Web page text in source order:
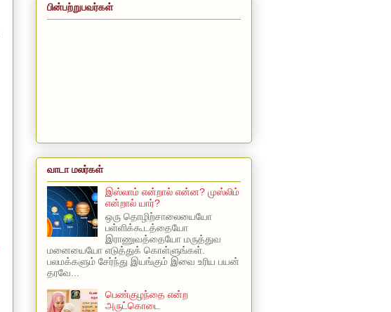
பின்பற்றுபவர்கள்
வாடா மலர்கள்
இஸ்லாம் என்றால் என்ன? முஸ்லிம்
என்றால் யார்?
ஒரு தொழிற்சாலையையோ
பள்ளிக்கூடத்தையோ
இராணுவத்தையோ மருத்துவ
மனையையோ எடுத்துக் கொள்ளுங்கள்.
பலமக்களும் சேர்ந்து இயங்கும் இவை உரிய பயன்
தரவே...
பெண்குழந்தை என்ற
அருட்கொடை